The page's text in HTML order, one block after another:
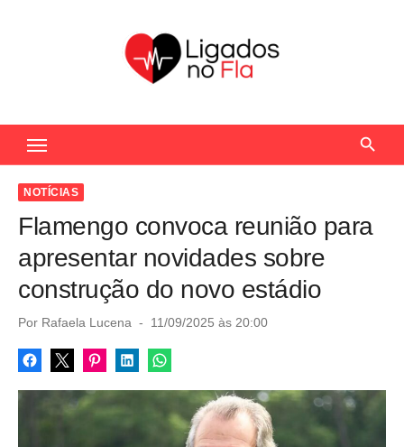
c
NOTÍCIAS
Flamengo convoca reunião para
apresentar novidades sobre
construção do novo estádio
Por Rafaela Lucena
P
s
t
11/09/2025 às 20:00